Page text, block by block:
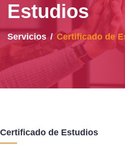
Estudios
Servicios Certificado de
Certificado de Estudios